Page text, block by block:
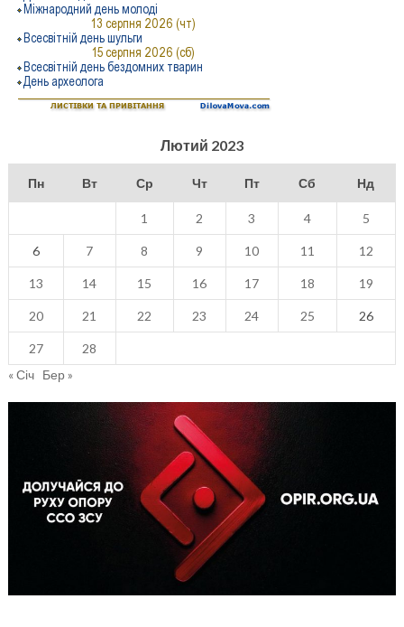
Лютий 2023
Пн Вт Ср Чт Пт Сб Нд
1 2 3 4 5
6 7 8 9 10 11 12
13 14 15 16 17 18 19
20 21 22 23 24 25 26
27
28
« Січ Бер »